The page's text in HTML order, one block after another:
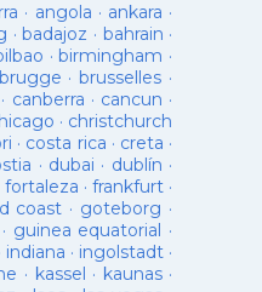
· angola · ankara ·
·badajoz · bahrain ·
·birmingham ·
brugge ·brusselles ·
· canberra · cancun ·
· christchurch
· costa rica · creta ·
· dubai · dublín ·
fortaleza · frankfurt ·
coast · goteborg ·
· guinea equatorial ·
indiana · ingolstadt·
· kassel · kaunas·